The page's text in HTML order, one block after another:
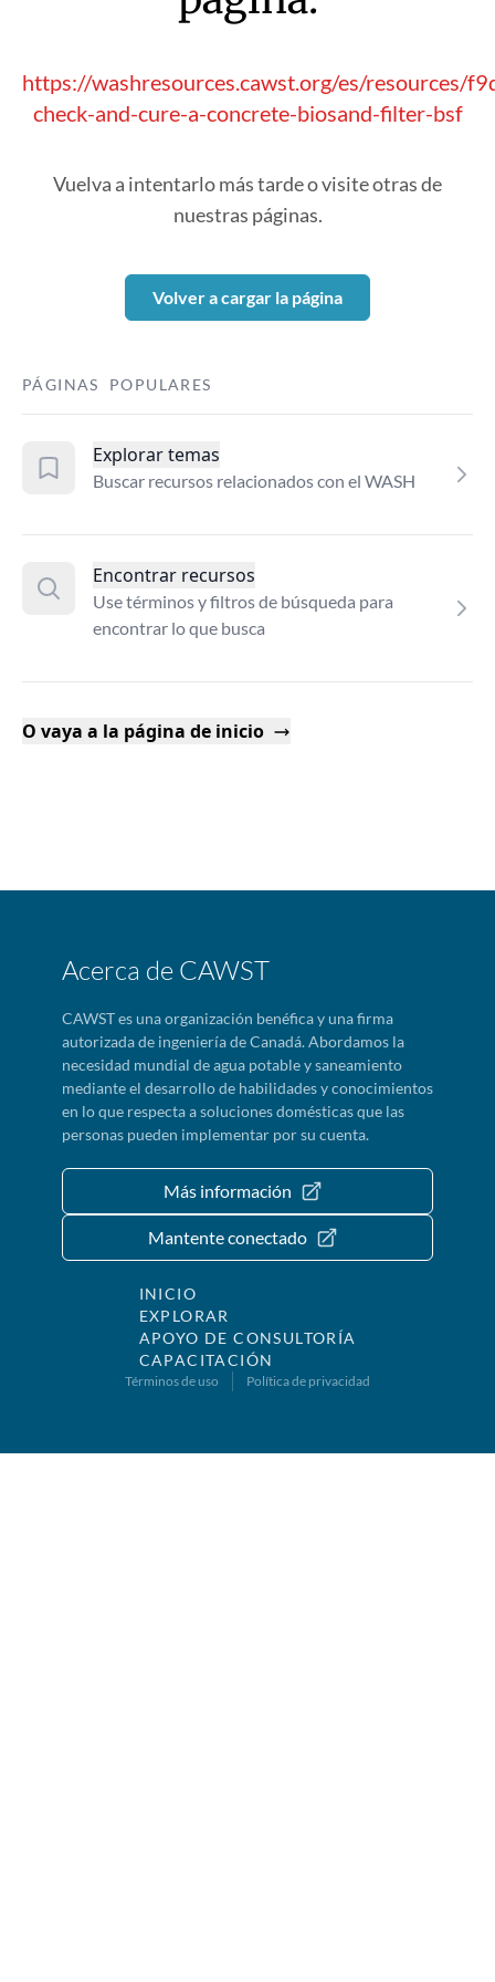
https://washresources.cawst.org/es/resources/
check-and-cure-a-concrete-biosand-filter-bsf
Vuelva a intentarlo más tarde o visite otras de
nuestras páginas.
Volver a cargar la página
PÁGINAS POPULARES
Explorar temas
Buscar recursos relacionados con el WASH
Encontrar recursos
Use términos y filtros de búsqueda para
encontrar lo que busca
O vaya a la página de inicio
Acerca de CAWST
CAWST es una organización benéfica y una firma
autorizada de ingeniería de Canadá. Abordamos la
necesidad mundial de agua potable y saneamiento
mediante el desarrollo de habilidades y conocimientos
en lo que respecta a soluciones domésticas que las
personas pueden implementar por su cuenta.
Más información
Mantente conectado
INICIO
EXPLORAR
APOYO DE CONSULTORÍA
CAPACITACIÓN
Términos de uso Política de privacidad